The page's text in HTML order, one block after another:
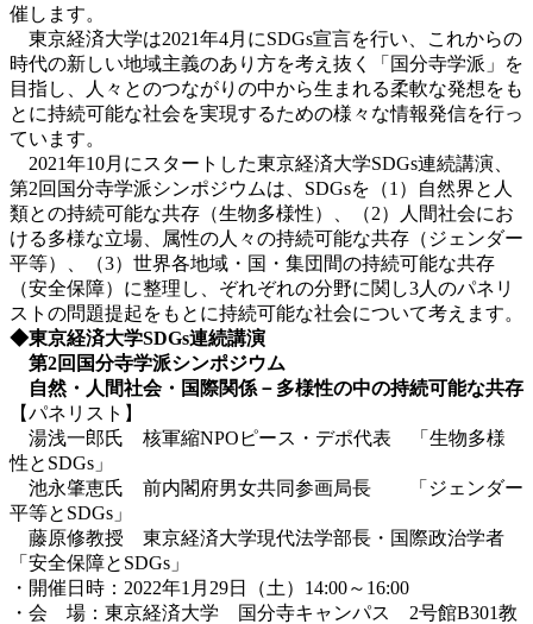
催します。
東京経済大学は2021年4月にSDGs宣言を行い、これからの
時代の新しい地域主義のあり方を考え抜く「国分寺学派」を
目指し、人々とのつながりの中から生まれる柔軟な発想をも
とに持続可能な社会を実現するための様々な情報発信を行っ
ています。
2021年10月にスタートした東京経済大学SDGs連続講演、
第2回国分寺学派シンポジウムは、SDGsを（1）自然界と人
類との持続可能な共存（生物多様性）、（2）人間社会にお
ける多様な立場、属性の人々の持続可能な共存（ジェンダー
平等）、（3）世界各地域・国・集団間の持続可能な共存
（安全保障）に整理し、ぞれぞれの分野に関し3人のパネリ
ストの問題提起をもとに持続可能な社会について考えます。
◆東京経済大学SDGs連続講演
第2回国分寺学派シンポジウム
自然・人間社会・国際関係－多様性の中の持続可能な共存
【パネリスト】
湯浅一郎氏 核軍縮NPOピース・デポ代表 「生物多様
性とSDGs」
池永肇恵氏 前内閣府男女共同参画局長 「ジェンダー
平等とSDGs」
藤原修教授 東京経済大学現代法学部長・国際政治学者
「安全保障とSDGs」
・開催日時：2022年1月29日（土）14:00～16:00
・会 場：東京経済大学 国分寺キャンパス 2号館B301教